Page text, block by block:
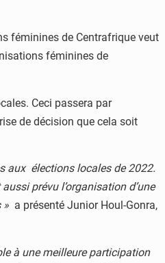
féminines de Centrafrique veut
féminines de
Ceci passera par
de décision que cela soit
aux élections locales de 2022.
prévu l’organisation d’une
» a présenté Junior Houl-Gonra,
à une meilleure participation